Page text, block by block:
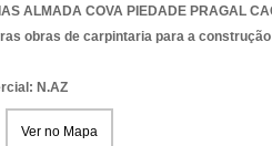
ALMADA COVA PIEDADE PRAGAL
obras de carpintaria para a construção
N.AZ
Ver no Mapa